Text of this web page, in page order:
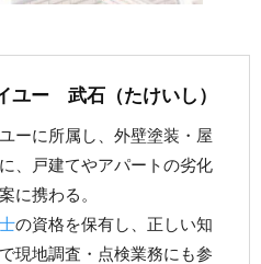
ユー 武石（たけいし）
ーに所属し、外壁塗装・屋
、戸建てやアパートの劣化
に携わる。
の資格を保有し、正しい知
現地調査・点検業務にも参